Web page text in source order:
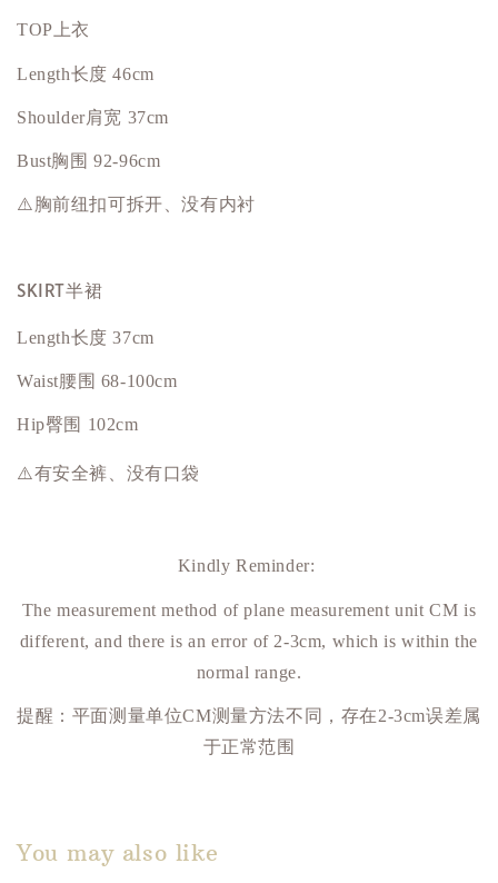
TOP上衣
Length长度 46cm
Shoulder肩宽 37cm
Bust胸围 92-96cm
⚠️胸前纽扣可拆开、没有内衬
SKIRT半裙
Length长度 37cm
Waist腰围 68-100cm
Hip臀围 102cm
⚠️有安全裤、没有口袋
Kindly Reminder:
The measurement method of plane measurement unit CM is
different, and there is an error of 2-3cm, which is within the
normal range.
提醒：平面测量单位CM测量方法不同，存在2-3cm误差属
于正常范围
You may also like